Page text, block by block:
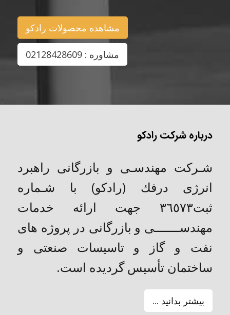
مشاهده محصولات رادکو
مشاوره : 02128428609
درباره شرکت رادکو
شـركت مهندسـی و بازرگانی راهبرد
انرژی درفك (رادکو) با شـماره
ثبت٣٦٥٧٣ جهت ارائه خدمات
مهندســـــــی و بازرگانی در پروژه های
نفت و گاز و تاسیسات صنعتی و
ساختمان تأسیس گردیده است.
بیشتر بدانید ...